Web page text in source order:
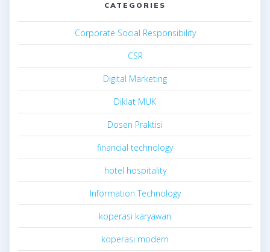
CATEGORIES
Corporate Social Responsibility
CSR
Digital Marketing
Diklat MUK
Dosen Praktisi
financial technology
hotel hospitality
Information Technology
koperasi karyawan
koperasi modern